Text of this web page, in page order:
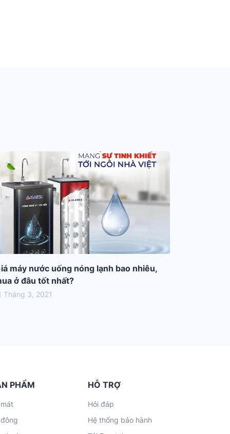
máy nước uống nóng lạnh bao nhiêu,
ở đâu tốt nhất?
Tháng 3, 2021
PHẨM HỖ TRỢ
Hỏi đáp
Hệ thống bảo hành